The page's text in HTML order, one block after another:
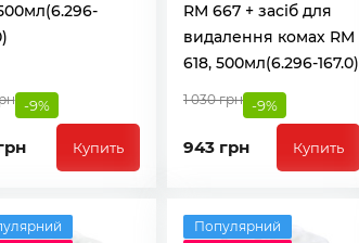
-9%
Купить
RM 667 + засіб для
видалення комах RM
618, 500мл(6.296-167.0)
1 030 грн -9%
943 грн Купить
Популярний